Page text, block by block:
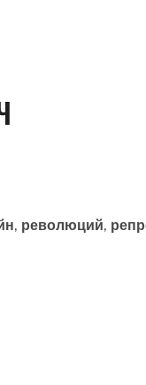
революций,